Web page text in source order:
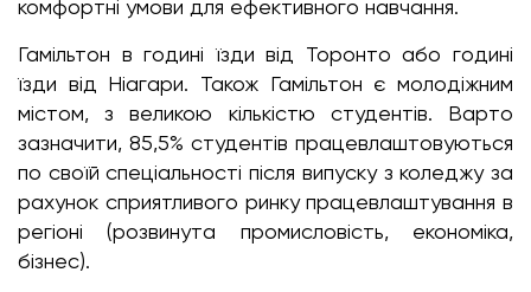
комфортні умови для ефективного навчання.
Гамільтон в годині їзди від Торонто або годині
їзди від Ніагари. Також Гамільтон є молодіжним
містом, з великою кількістю студентів. Варто
зазначити, 85,5% студентів працевлаштовуються
по своїй спеціальності після випуску з коледжу за
рахунок сприятливого ринку працевлаштування в
регіоні (розвинута промисловість, економіка,
бізнес).